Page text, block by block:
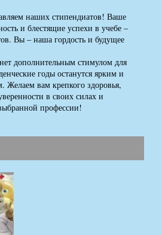
наших стипендиатов! Ваше
и блестящие успехи в учебе –
Вы – наша гордость и будущее
дополнительным стимулом для
годы останутся ярким и
Желаем вам крепкого здоровья,
в своих силах и
профессии!